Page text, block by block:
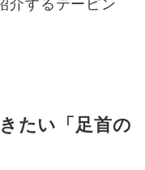
介するテーピン
たい「足首の